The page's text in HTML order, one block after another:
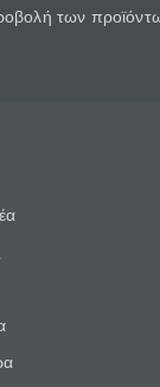
των